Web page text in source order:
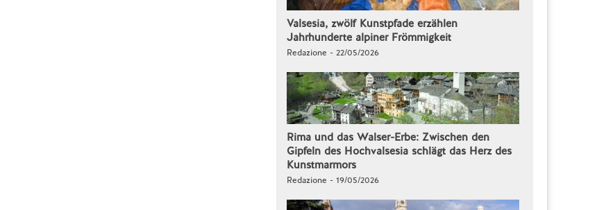
Valsesia, zwölf Kunstpfade erzählen
Jahrhunderte alpiner Frömmigkeit
Redazione - 22/05/2026
Rima und das Walser-Erbe: Zwischen den
Gipfeln des Hochvalsesia schlägt das Herz des
Kunstmarmors
Redazione - 19/05/2026